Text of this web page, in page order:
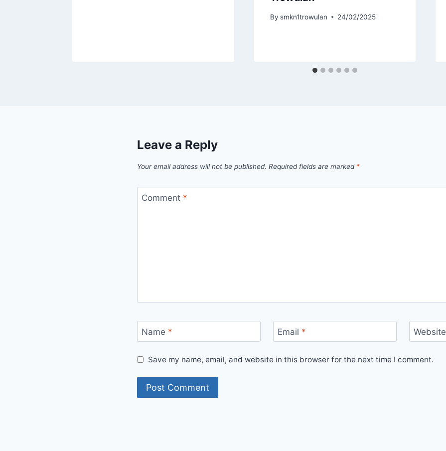
By smkn1trowulan 24/02/2025
Leave a Reply
Your email address will not be published. Required fields are marked *
Comment *
Name * Email * Website
Save my name, email, and website in this browser for the next time I comment.